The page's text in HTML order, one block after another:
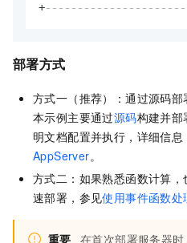
+
部署方式
方式一（推荐）：通过源码部
本示例主要通过源码构建并部
明文档配置并执行，详细信息
AppServer。
方式二：如果熟悉函数计算，
速部署，参见使用事件函数
重要 在首次部署服务器